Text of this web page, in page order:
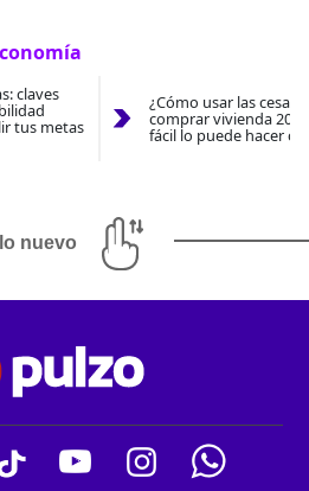
claves
tus metas
¿Cómo usar las
comprar vivienda
fácil lo puede hacer
nuevo